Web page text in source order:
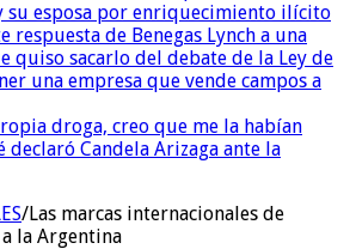
su esposa por enriquecimiento ilícito
respuesta de Benegas Lynch a una
quiso sacarlo del debate de la Ley de
una empresa que vende campos a
droga, creo que me la habían
declaró Candela Arizaga ante la
/Las marcas internacionales de
la Argentina